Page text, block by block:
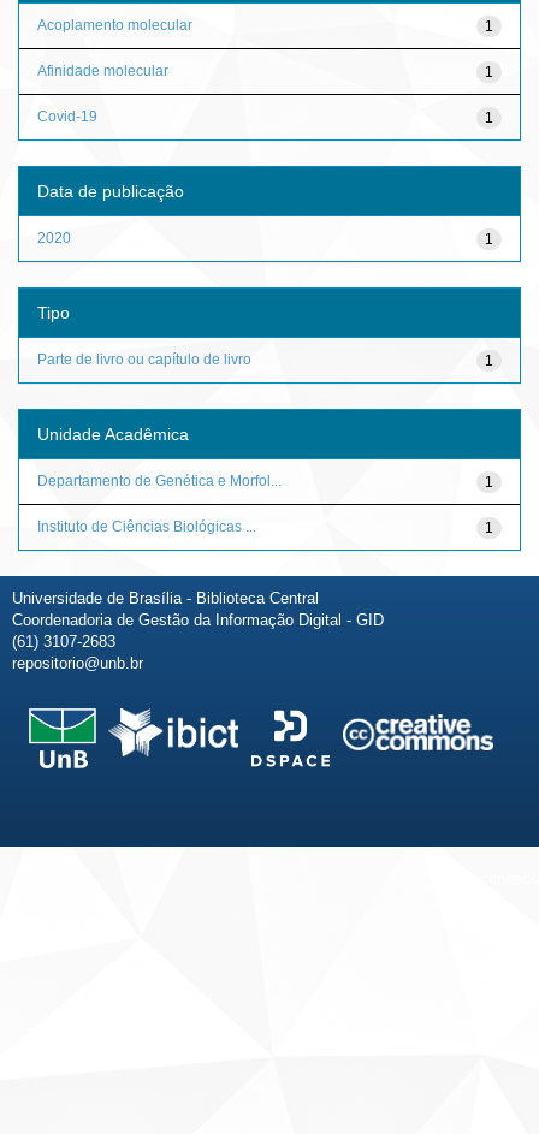
1
Acoplamento molecular
1
Afinidade molecular
1
Covid-19
Data de publicação
1
2020
Tipo
1
Parte de livro ou capítulo de livro
Unidade Acadêmica
1
Departamento de Genética e Morfol...
1
Instituto de Ciências Biológicas ...
Universidade de Brasília - Biblioteca Central
Coordenadoria de Gestão da Informação Digital - GID
(61) 3107-2683
repositorio@unb.br